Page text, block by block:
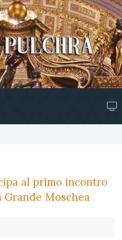
al primo incontro
Grande Moschea